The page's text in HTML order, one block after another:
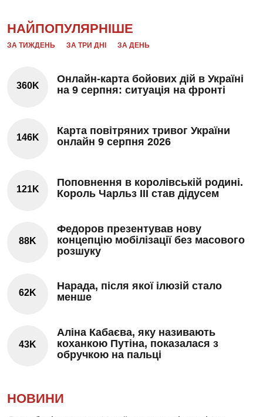
НАЙПОПУЛЯРНІШЕ
ЗА ТИЖДЕНЬ ЗА ТРИ ДНІ ЗА ДЕНЬ
360K
Онлайн-карта бойових дій в Україні
на 9 серпня: ситуація на фронті
146K
Карта повітряних тривог України
онлайн 9 серпня 2026
121K
Поповнення в королівській родині.
Король Чарльз III став дідусем
88K
Федоров презентував нову
концепцію мобілізації без масового
розшуку
62K
Нарада, після якої ілюзій стало
менше
43K
Аліна Кабаєва, яку називають
коханкою Путіна, показалася з
обручкою на пальці
НОВИНИ